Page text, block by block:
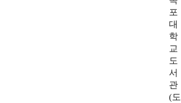
포
대
학
교
도
서
관
(도